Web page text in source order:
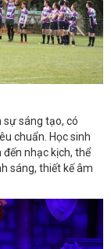
sự sáng tạo, có
chuẩn. Học sinh
nhạc kịch, thể
sáng, thiết kế âm